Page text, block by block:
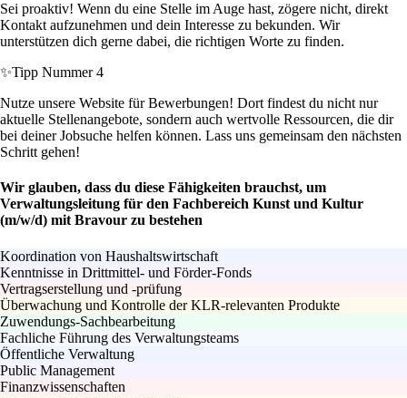
Sei proaktiv! Wenn du eine Stelle im Auge hast, zögere nicht, direkt
Kontakt aufzunehmen und dein Interesse zu bekunden. Wir
unterstützen dich gerne dabei, die richtigen Worte zu finden.
✨Tipp Nummer 4
Nutze unsere Website für Bewerbungen! Dort findest du nicht nur
aktuelle Stellenangebote, sondern auch wertvolle Ressourcen, die dir
bei deiner Jobsuche helfen können. Lass uns gemeinsam den nächsten
Schritt gehen!
Wir glauben, dass du diese Fähigkeiten brauchst, um
Verwaltungsleitung für den Fachbereich Kunst und Kultur
(m/w/d) mit Bravour zu bestehen
Koordination von Haushaltswirtschaft
Kenntnisse in Drittmittel- und Förder-Fonds
Vertragserstellung und -prüfung
Überwachung und Kontrolle der KLR-relevanten Produkte
Zuwendungs-Sachbearbeitung
Fachliche Führung des Verwaltungsteams
Öffentliche Verwaltung
Public Management
Finanzwissenschaften